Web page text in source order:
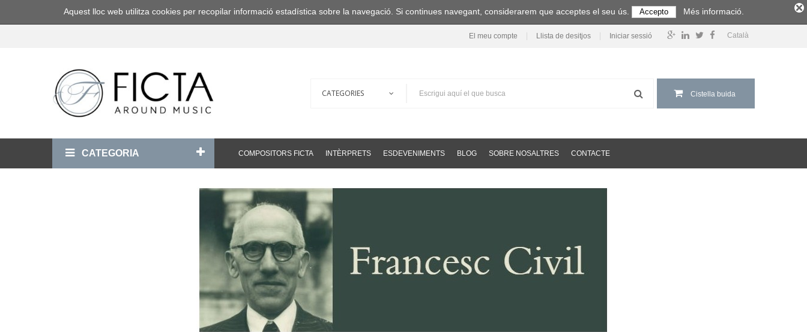
Català
El meu compte Llista de desitjos Iniciar sessió
Cistella buida
CATEGORIA COMPOSITORS FICTA INTÈRPRETS ESDEVENIMENTS BLOG SOBRE NOSALTRES CONTACTE
Aquest lloc web utilitza cookies per recopilar informació estadística sobre la navegació. Si continues navegant, considerarem que acceptes el seu ús. Accepto Més informació.